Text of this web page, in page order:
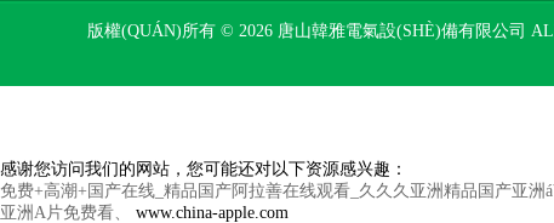
版權(QUÁN)所有 © 2026 唐山韓雅電氣設(SHÈ)備有限公司
感谢您访问我们的网站，您可能还对以下资源感兴趣：
免费+高潮+国产在线_精品国产阿拉善在线观看_久久久亚洲精品国产亚
亚洲A片免费看、
www.china-apple.com